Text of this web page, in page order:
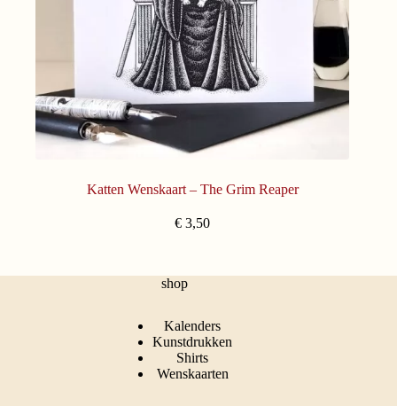
Katten Wenskaart – The Grim Reaper
€ 3,50
shop
Kalenders
Kunstdrukken
Shirts
Wenskaarten